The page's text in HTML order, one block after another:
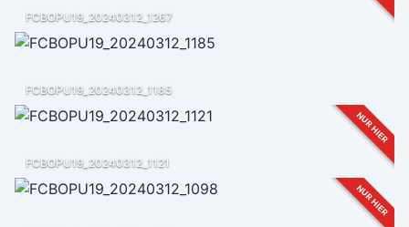
FCBOPU19_20240312_1267
FCBOPU19_20240312_1185
NUR HIER
FCBOPU19_20240312_1121
NUR HIER